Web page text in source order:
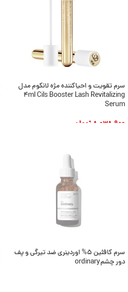
سرم تقویت و احیاکننده مژه لانکوم مدل
4ml Cils Booster Lash Revitalizing
Serum
8.038.900 تومان
سرم کافئین 5% اوردینری ضد تیرگی و پف
دور چشم‎ordinary